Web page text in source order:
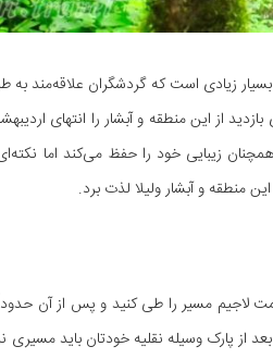
زیادی است که گردشگران علاقه‌مند
از این منطقه و آبشار را انتهای
همچنان زیبایی خود را حفظ می‌کند اما
منطقه و آبشار ولیلا لذت برد.